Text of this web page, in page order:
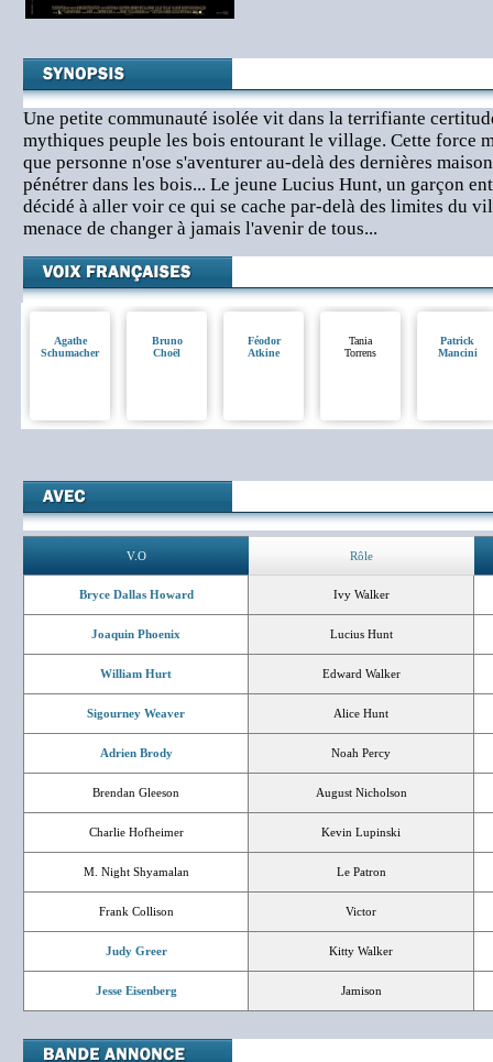
Une petite communauté isolée vit dans la terrifiante
mythiques peuple les bois entourant le village. Cette force
que personne n'ose s'aventurer au-delà des dernières
pénétrer dans les bois... Le jeune Lucius Hunt, un garçon
décidé à aller voir ce qui se cache par-delà des limites du
menace de changer à jamais l'avenir de tous...
Agathe
Schumacher
Bruno
Choël
Féodor
Atkine
Tania
Torrens
Patrick
Mancini
V.O Rôle
Bryce Dallas Howard Ivy Walker
Joaquin Phoenix Lucius Hunt
William Hurt Edward Walker
Sigourney Weaver Alice Hunt
Adrien Brody Noah Percy
Brendan Gleeson August Nicholson
Charlie Hofheimer Kevin Lupinski
M. Night Shyamalan Le Patron
Frank Collison Victor
Judy Greer Kitty Walker
Jesse Eisenberg Jamison